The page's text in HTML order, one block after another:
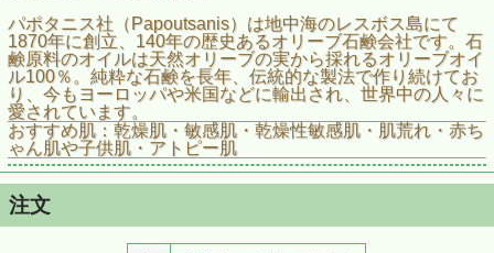
パポタニス社（Papoutsanis）は地中海のレスボス島にて
1870年に創立、140年の歴史あるオリーブ石鹸会社です。石
鹸原料のオイルは天然オリーブの実から採れるオリーブオイ
ル100％。純粋な石鹸を長年、伝統的な製法で作り続けてお
り、今もヨーロッパや米国などに輸出され、世界中の人々に
愛されています。
おすすめ肌：乾燥肌・敏感肌・乾燥性敏感肌・肌荒れ・赤ち
ゃん肌や子供肌・アトピー肌
注文